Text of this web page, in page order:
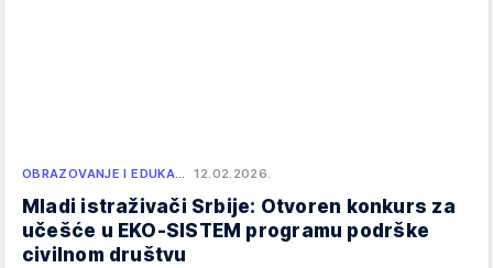
OBRAZOVANJE I EDUKA… 12.02.2026.
Mladi istraživači Srbije: Otvoren konkurs za
učešće u EKO-SISTEM programu podrške
civilnom društvu